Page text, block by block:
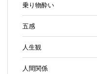
乗り物酔い
五感
人生観
人間関係